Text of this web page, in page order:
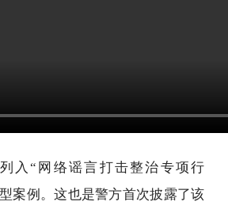
入“网络谣言打击整治专项行
案例。这也是警方首次披露了该